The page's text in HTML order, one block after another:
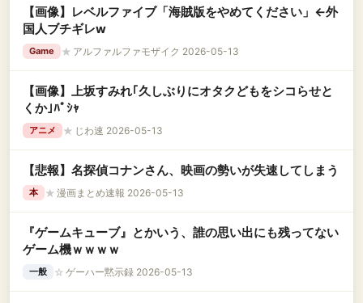
【画像】レベルファイブ「海賊版をやめてください」←外
国人ブチギレw
Game ★ アルファルファモザイク 2026-05-13
【画像】上坂すみれ｢久しぶりにオタクどもをシコらせと
くか｣ﾊﾟｼｬ
アニメ ★ じわ速 2026-05-13
【悲報】名探偵コナンさん、映画の勢いが失速してしまう
本 ★ 漫画まとめ速報 2026-05-13
『ゲームキューブ』とかいう、誰の思い出にも残ってない
ゲーム機ｗｗｗｗ
一般 ☆ ゲーハー黙示録 2026-05-13